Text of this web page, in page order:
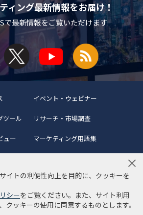
ィング最新情報をお届け！
で最新情報をご覧いただけます
イベント・ウェビナー
ツール リサーチ・市場調査
ュー マーケティング用語集
て 編集ポリシー
サイトマップ
規約
個人情報保護方針
イトの利便性向上を目的に、クッキーを
シーをご覧ください。また、サイト利用
クッキーの使用に同意するものとします。